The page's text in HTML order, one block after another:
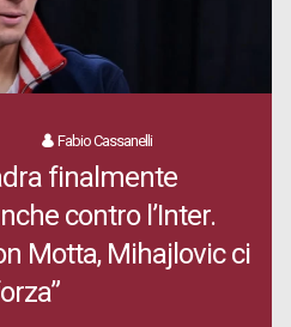
Fabio Cassanelli
finalmente
contro l’Inter.
Motta, Mihajlovic ci